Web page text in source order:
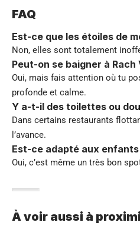
FAQ
Est-ce que les étoiles de
Non, elles sont totalement
Peut-on se baigner à Rach
Oui, mais fais attention où tu
profonde et calme.
Y a-t-il des toilettes ou
Dans certains restaurants
l’avance.
Est-ce adapté aux enfants
Oui, c’est même un très bon
À voir aussi à